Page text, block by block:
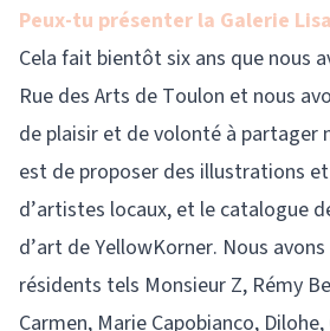
Peux-tu présenter la Galerie
Cela fait bientôt six ans que nous
Rue des Arts de Toulon et nous
de plaisir et de volonté à partager
est de proposer des illustrations
d’artistes locaux, et le catalogue
d’art de YellowKorner. Nous
résidents tels Monsieur Z, Rémy
Carmen, Marie Capobianco, Dilohe,